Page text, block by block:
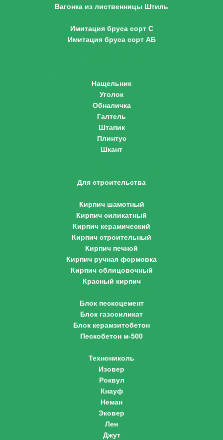
Вагонка из лиственницы Штиль
Имитация бруса сорт С
Имитация бруса сорт АБ
Нащельник
Уголок
Обналичка
Галтель
Штапик
Плинтус
Шкант
Для строительства
Кирпич шамотный
Кирпич силикатный
Кирпич керамический
Кирпич строительный
Кирпич печной
Кирпич ручная формовка
Кирпич облицовочный
Красный кирпич
Блок пескоцемент
Блок газосиликат
Блок керамзитобетон
Пескобетон м-500
Технониколь
Изовер
Роквул
Кнауф
Неман
Эковер
Лен
Джут